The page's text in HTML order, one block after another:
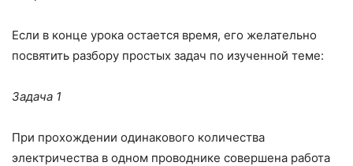
Если в конце урока остается время, его желательно
посвятить разбору простых задач по изученной теме:
Задача 1
При прохождении одинакового количества
электричества в одном про­воднике совершена работа